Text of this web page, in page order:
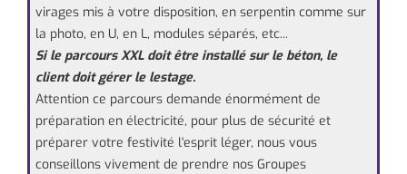
virages mis à votre disposition, en serpentin comme sur
la photo, en U, en L, modules séparés, etc...
Si le parcours XXL doit être installé sur le béton, le
client doit gérer le lestage.
Attention ce parcours demande énormément de
préparation en électricité, pour plus de sécurité et
préparer votre festivité l'esprit léger, nous vous
conseillons vivement de prendre nos Groupes